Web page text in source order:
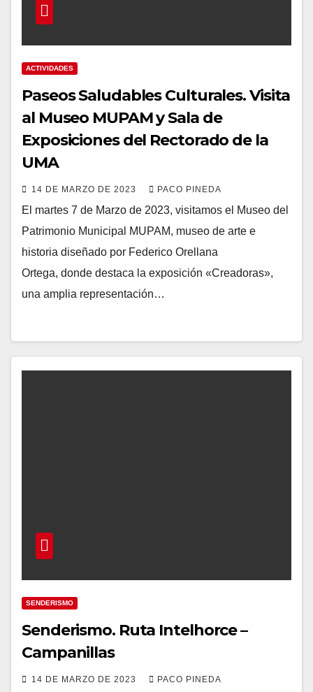
ACTIVIDADES
Paseos Saludables Culturales. Visita
al Museo MUPAM y Sala de
Exposiciones del Rectorado de la
UMA
14 DE MARZO DE 2023 PACO PINEDA
El martes 7 de Marzo de 2023, visitamos el Museo del
Patrimonio Municipal MUPAM, museo de arte e
historia diseñado por Federico Orellana
Ortega, donde destaca la exposición «Creadoras»,
una amplia representación…
SENDERISMO
Senderismo. Ruta Intelhorce –
Campanillas
14 DE MARZO DE 2023 PACO PINEDA